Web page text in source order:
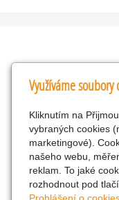
Kontakty
KNK obchodní
286293602/
25298518
CZ25298518
Využíváme soubory
Kliknutím na
vybraných cookies
marketingové).
našeho webu,
reklam. To jaké
rozhodnout pod